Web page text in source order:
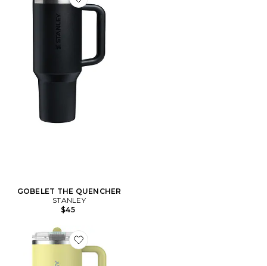
Favorite GOBELET THE QUENCHER
GOBELET THE QUENCHER
STANLEY
$45
Favorite GOBELET THE QUENCHER PROTOUR FLIP